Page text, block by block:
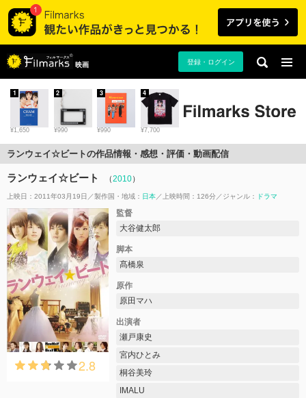
映画 登録・ログイン
¥1,650
1
¥990
2
¥990
3
¥7,700
4
ランウェイ☆ビートの作品情報・感想・評価・動画配信
ランウェイ☆ビート （2010）
上映日：2011年03月19日 製作国・地域： 日本 上映時間：126分 ジャンル： ドラマ
2.8
監督
大谷健太郎
脚本
髙橋泉
原作
原田マハ
出演者
瀬戸康史
宮内ひとみ
桐谷美玲
IMALU